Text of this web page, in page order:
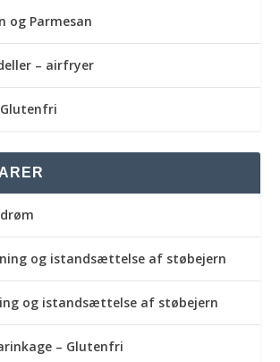
og Parmesan
– airfryer
og istandsættelse af støbejern
og istandsættelse af støbejern
– Glutenfri